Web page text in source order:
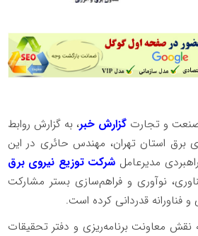
صنعت و تجارتگزارش خبر، ️به گزارش روابط
برق استان تهران، مهندس حائری در این
مدیرعامل شرکت توزیع نیروی برق
نوآوری و فراهم‌سازی بستر مشارکت
فناورانه قدردانی کرده است.
نقش معاونت برنامه‌ریزی و دفتر تحقیقات